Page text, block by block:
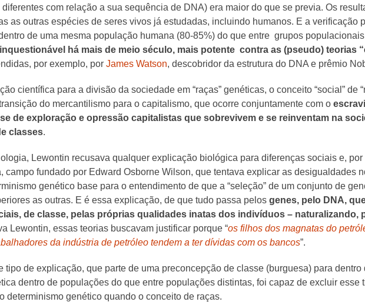
com relação a sua sequência de DNA) era maior do que se previa. Os
as outras espécies de seres vivos já estudadas, incluindo humanos. E a verificação
de uma mesma população humana (80-85%) do que entre grupos
há mais de meio século, mais potente contra as (pseudo) teorias
por exemplo, por James Watson, descobridor da estrutura do DNA e prêmio
científica para a divisão da sociedade em “raças” genéticas, o conceito “social” de
do mercantilismo para o capitalismo, que ocorre conjuntamente com o
de exploração e opressão capitalistas que sobrevivem e se reinventam na
classes.
Lewontin recusava qualquer explicação biológica para diferenças sociais e, por
fundado por Edward Osborne Wilson, que tentava explicar as desigualdades
genético base para o entendimento de que a “seleção” de um conjunto de
as outras. E é essa explicação, de que tudo passa pelos genes, pelo DNA,
de classe, pelas próprias qualidades inatas dos indivíduos – naturalizando,
Lewontin, essas teorias buscavam justificar porque “os filhos dos magnatas do
da indústria de petróleo tendem a ter dívidas com os bancos”.
tipo de explicação, que parte de uma preconcepção de classe (burguesa) para dentro
dentro de populações do que entre populações distintas, foi capaz de excluir esse
determinismo genético quando o conceito de raças.